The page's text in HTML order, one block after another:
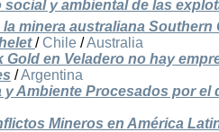
y ambiental de las
minera australiana
/ Chile /Australia
Gold en Veladero no hay
/Argentina
Ambiente Procesados por el
Mineros en América